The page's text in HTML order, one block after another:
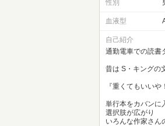
性別
血液型
自己紹介
通勤電車での読書
昔は S・キングの
『重くてもいいや
単行本をカバンに
選択肢が広がり
いろんな作家さん